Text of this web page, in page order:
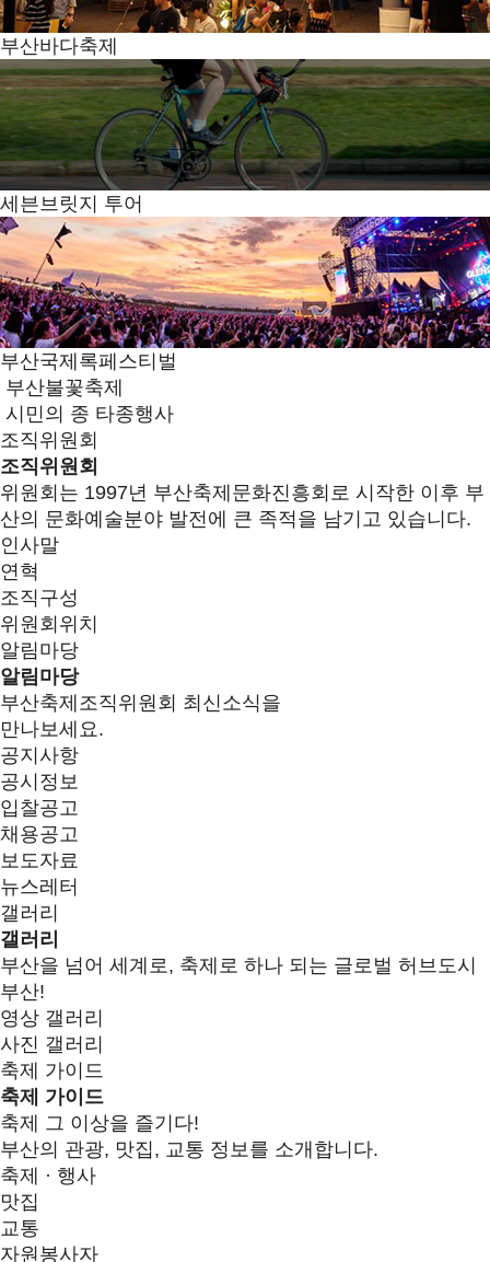
부산바다축제
세븐브릿지 투어
부산국제록페스티벌
부산불꽃축제
시민의 종 타종행사
조직위원회
조직위원회
위원회는 1997년 부산축제문화진흥회로 시작한 이후 부
산의 문화예술분야 발전에 큰 족적을 남기고 있습니다.
인사말
연혁
조직구성
위원회위치
알림마당
알림마당
부산축제조직위원회 최신소식을
만나보세요.
공지사항
공시정보
입찰공고
채용공고
보도자료
뉴스레터
갤러리
갤러리
부산을 넘어 세계로, 축제로 하나 되는 글로벌 허브도시
부산!
영상 갤러리
사진 갤러리
축제 가이드
축제 가이드
축제 그 이상을 즐기다!
부산의 관광, 맛집, 교통 정보를 소개합니다.
축제 · 행사
맛집
교통
자원봉사자